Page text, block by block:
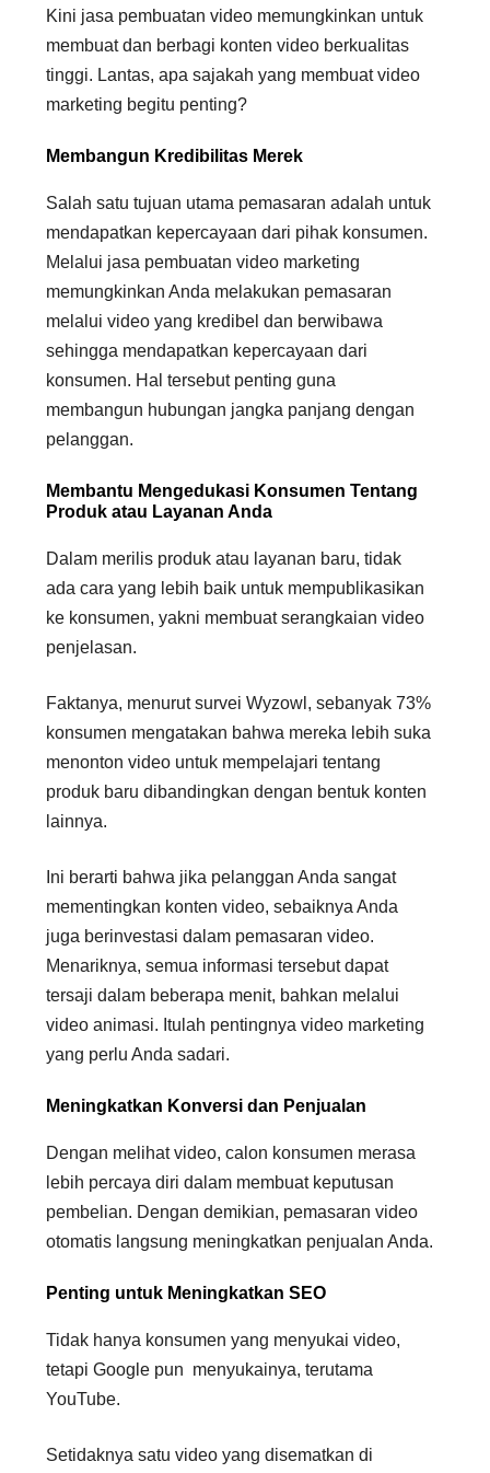
Kini jasa pembuatan video memungkinkan untuk
membuat dan berbagi konten video berkualitas
tinggi. Lantas, apa sajakah yang membuat video
marketing begitu penting?
Membangun Kredibilitas Merek
Salah satu tujuan utama pemasaran adalah untuk
mendapatkan kepercayaan dari pihak konsumen.
Melalui jasa pembuatan video marketing
memungkinkan Anda melakukan pemasaran
melalui video yang kredibel dan berwibawa
sehingga mendapatkan kepercayaan dari
konsumen. Hal tersebut penting guna
membangun hubungan jangka panjang dengan
pelanggan.
Membantu Mengedukasi Konsumen Tentang
Produk atau Layanan Anda
Dalam merilis produk atau layanan baru, tidak
ada cara yang lebih baik untuk mempublikasikan
ke konsumen, yakni membuat serangkaian video
penjelasan.
Faktanya, menurut survei Wyzowl, sebanyak 73%
konsumen mengatakan bahwa mereka lebih suka
menonton video untuk mempelajari tentang
produk baru dibandingkan dengan bentuk konten
lainnya.
Ini berarti bahwa jika pelanggan Anda sangat
mementingkan konten video, sebaiknya Anda
juga berinvestasi dalam pemasaran video.
Menariknya, semua informasi tersebut dapat
tersaji dalam beberapa menit, bahkan melalui
video animasi. Itulah pentingnya video marketing
yang perlu Anda sadari.
Meningkatkan Konversi dan Penjualan
Dengan melihat video, calon konsumen merasa
lebih percaya diri dalam membuat keputusan
pembelian. Dengan demikian, pemasaran video
otomatis langsung meningkatkan penjualan Anda.
Penting untuk Meningkatkan SEO
Tidak hanya konsumen yang menyukai video,
tetapi Google pun menyukainya, terutama
YouTube.
Setidaknya satu video yang disematkan di